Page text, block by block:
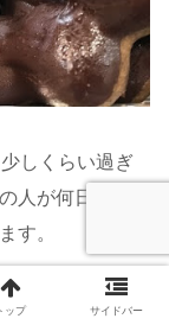
しくらい過ぎ
人が何日か過ぎ
す。
リングを食べた
ップ サイドバー